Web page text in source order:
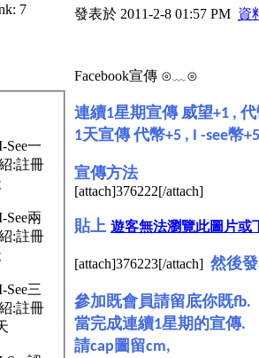
發表於 2011-2-8 01:57 PM 資
Facebook宣傳 ⊙﹏⊙
連續1星期宣傳 威望+1 ,
1天宣傳 代幣+5 , I -see幣
宣傳方法
[attach]376222[/attach]
貼上 遊客無法瀏覽此圖片或
[attach]376223[/attach] 然後
參加既會員請留底你既fb.
當完成連續1星期的宣傳.
請cap 圖留cm,